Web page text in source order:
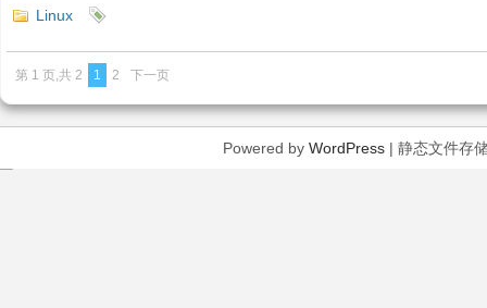
Linux
第 1 页,共 2 1 2 下一页
Powered by WordPress| 静态文件存